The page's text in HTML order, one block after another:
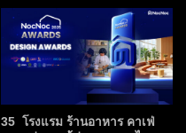
Flame ถ่ายทอดพลัง...
35 โรงแรม ร้านอาหาร คาเฟ่